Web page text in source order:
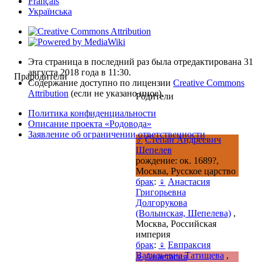
Прародители
Родители
♂ Степан Андреевич
Шепелев
рождение: ок. 1689?,
Москва, Русское царство
брак: ♀ Анастасия
Григорьевна
Долгорукова
(Волынская, Шепелева) ,
Москва, Российская
империя
брак: ♀ Евпраксия
Васильевна Татищева ,
♀ Анастасия
Українська
Эта страница в последний раз была отредактирована 31
августа 2018 года в 11:30.
Содержание доступно по лицензии Creative Commons
Attribution (если не указано иное).
Политика конфиденциальности
Описание проекта «Родовода»
Заявление об ограничении ответственности